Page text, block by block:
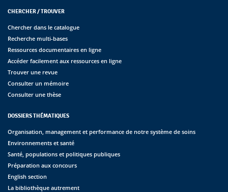
CHERCHER / TROUVER
Chercher dans le catalogue
Recherche multi-bases
Ressources documentaires en ligne
Accéder facilement aux ressources en ligne
Trouver une revue
Consulter un mémoire
Consulter une thèse
DOSSIERS THÉMATIQUES
Organisation, management et performance de notre système de soins
Environnements et santé
Santé, populations et politiques publiques
Préparation aux concours
English section
La bibliothèque autrement